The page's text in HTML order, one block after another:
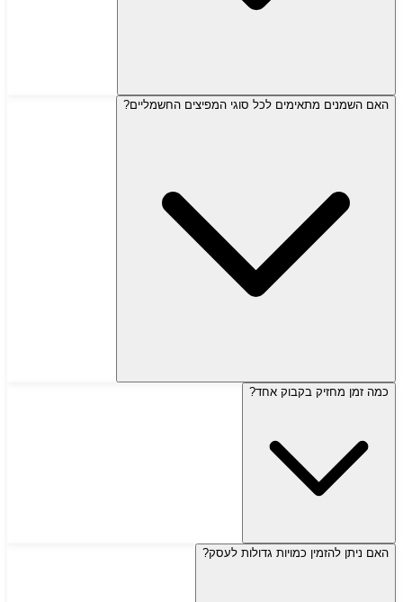
האם השמנים מתאימים לכל סוגי המפיצים החשמליים?
כמה זמן מחזיק בקבוק אחד?
האם ניתן להזמין כמויות גדולות לעסק?